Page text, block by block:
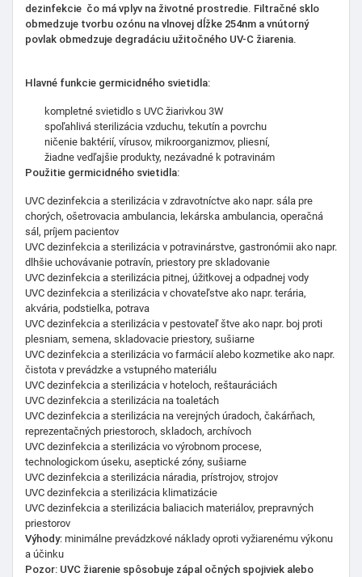
dezinfekcie čo má vplyv na životné prostredie. Filtračné sklo
obmedzuje tvorbu ozónu na vlnovej dĺžke 254nm a vnútorný
povlak obmedzuje degradáciu užitočného UV-C žiarenia.
Hlavné funkcie germicidného svietidla:
kompletné svietidlo s UVC žiarivkou 3W
spoľahlivá sterilizácia vzduchu, tekutín a povrchu
ničenie baktérií, vírusov, mikroorganizmov, pliesní,
žiadne vedľajšie produkty, nezávadné k potravinám
Použitie germicidného svietidla:
UVC dezinfekcia a sterilizácia v zdravotníctve ako napr. sála pre
chorých, ošetrovacia ambulancia, lekárska ambulancia, operačná
sál, príjem pacientov
UVC dezinfekcia a sterilizácia v potravinárstve, gastronómii ako napr.
dlhšie uchovávanie potravín, priestory pre skladovanie
UVC dezinfekcia a sterilizácia pitnej, úžitkovej a odpadnej vody
UVC dezinfekcia a sterilizácia v chovateľstve ako napr. terária,
akvária, podstielka, potrava
UVC dezinfekcia a sterilizácia v pestovateľ štve ako napr. boj proti
plesniam, semena, skladovacie priestory, sušiarne
UVC dezinfekcia a sterilizácia vo farmácií alebo kozmetike ako napr.
čistota v prevádzke a vstupného materiálu
UVC dezinfekcia a sterilizácia v hoteloch, reštauráciách
UVC dezinfekcia a sterilizácia na toaletách
UVC dezinfekcia a sterilizácia na verejných úradoch, čakárňach,
reprezentačných priestoroch, skladoch, archívoch
UVC dezinfekcia a sterilizácia vo výrobnom procese,
technologickom úseku, aseptické zóny, sušiarne
UVC dezinfekcia a sterilizácia náradia, prístrojov, strojov
UVC dezinfekcia a sterilizácia klimatizácie
UVC dezinfekcia a sterilizácia baliacich materiálov, prepravných
priestorov
Výhody: minimálne prevádzkové náklady oproti vyžiarenému výkonu
a účinku
Pozor: UVC žiarenie spôsobuje zápal očných spojiviek alebo